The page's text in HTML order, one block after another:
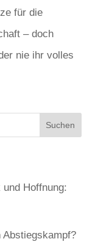
für die
– doch
nie ihr volles
Hoffnung:
Abstiegskampf?